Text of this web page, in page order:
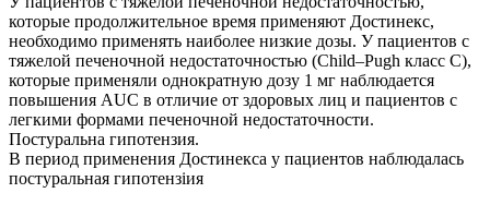
которые продолжительное время применяют Достинекс,
необходимо применять наиболее низкие дозы. У пациентов с
тяжелой печеночной недостаточностью (Child–Pugh класс C),
которые применяли однократную дозу 1 мг наблюдается
повышения AUC в отличие от здоровых лиц и пациентов с
легкими формами печеночной недостаточности.
Постуральна гипотензия.
В период применения Достинекса у пациентов наблюдалась
постуральная гипотензіия